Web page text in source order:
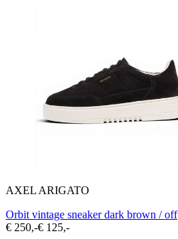
AXEL ARIGATO
Orbit vintage sneaker dark brown / off
€ 250,-€ 125,-